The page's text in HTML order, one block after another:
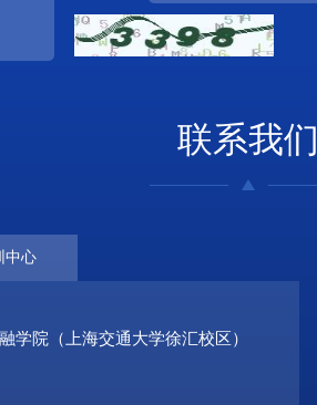
联系我们
中心
学院（上海交通大学徐汇校区）